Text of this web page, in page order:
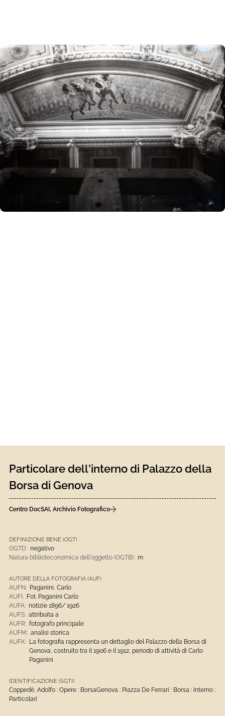
Particolare dell'interno di Palazzo della
Borsa di Genova
Centro DocSAI, Archivio Fotografico
DEFINIZIONE BENE (OGT)
OGTD: negativo
Natura biblioteconomica dell'oggetto (OGTB): m
AUTORE DELLA FOTOGRAFIA (AUF)
AUFN: Paganini, Carlo
AUFI: Fot. Paganini Carlo
AUFA: notizie 1896/ 1926
AUFS: attribuita a
AUFR: fotografo principale
AUFM: analisi storica
AUFK: La fotografia rappresenta un dettaglio del Palazzo della Borsa di
Genova, costruito tra il 1906 e il 1912, periodo di attività di Carlo
Paganini
IDENTIFICAZIONE (SGTI)
Coppedè, Adolfo : Opere : BorsaGenova : Piazza De Ferrari : Borsa : Interno :
Particolari